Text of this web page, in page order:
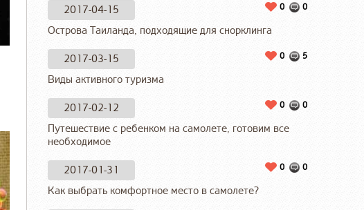
2017-04-15 0
0
Острова Таиланда, подходящие для снорклинга
2017-03-15 5
0
Виды активного туризма
2017-02-12 0
0
Путешествие с ребенком на самолете, готовим все
необходимое
2017-01-31 0
0
Как выбрать комфортное место в самолете?